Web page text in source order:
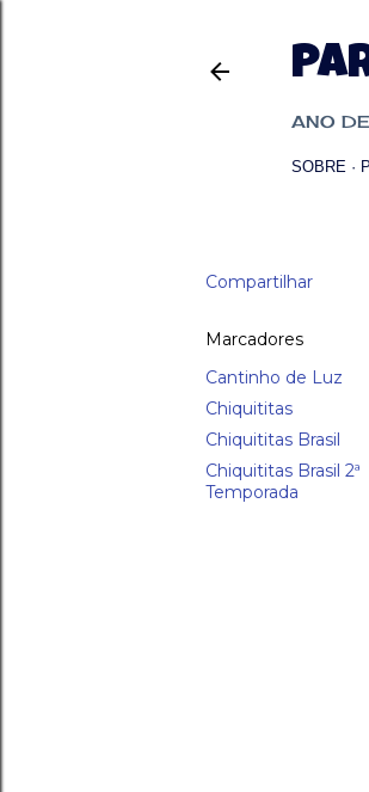
ANO
SOBRE
Compartilhar
Marcadores
Cantinho de Luz
Chiquititas
Chiquititas Brasil
Chiquititas Brasil 2ª
Temporada